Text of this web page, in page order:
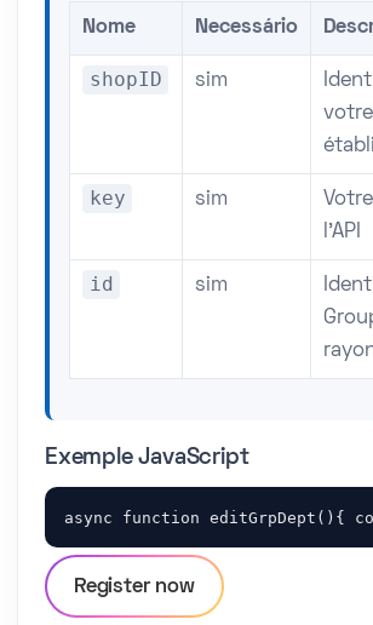
Nome Necessário
shopID sim
votre
key sim
l'API
id sim
Exemple JavaScript
async function editGrpDept(){
Register now